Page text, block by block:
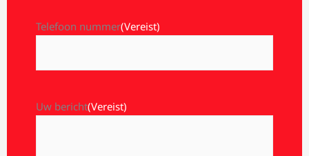
Telefoon nummer(Vereist)
Uw bericht(Vereist)